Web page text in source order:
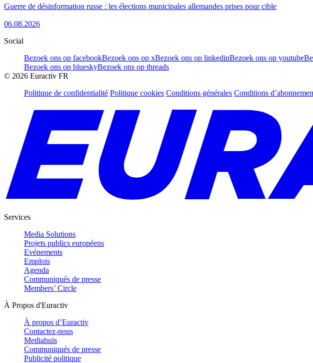
Guerre de désinformation russe : les élections municipales allemandes prises pour cible
06.08.2026
Social
Bezoek ons op facebookBezoek ons op xBezoek ons op linkedinBezoek ons op youtube
Bezoek ons op blueskyBezoek ons op threads
© 2026 Euractiv FR
Politique de confidentialité Politique cookies Conditions générales Conditions
Services
Media Solutions
Projets publics européens
Evénements
Emplois
Agenda
Communiqués de presse
Members’ Circle
À Propos d'Euractiv
À propos d’Euractiv
Contactez-nous
Mediahuis
Communiqués de presse
Publicité politique